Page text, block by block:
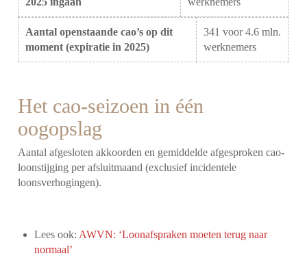
Aantal openstaande cao’s op dit
moment (expiratie in 2025)
341 voor 4.6 mln.
werknemers
Het cao-seizoen in één
oogopslag
Aantal afgesloten akkoorden en gemiddelde afgesproken cao-
loonstijging per afsluitmaand (exclusief incidentele
loonsverhogingen).
Lees ook: AWVN: ‘Loonafspraken moeten terug naar
normaal’